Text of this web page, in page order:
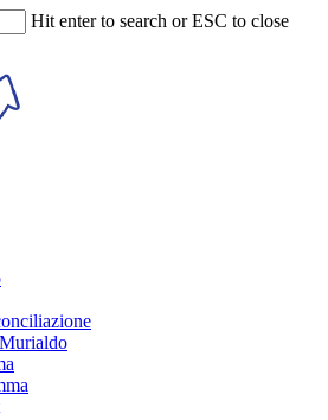
Hit enter to search or ESC to close